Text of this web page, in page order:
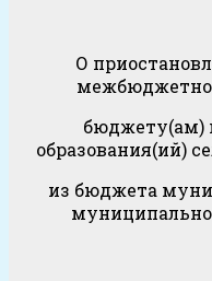
О
бюджету(ам)
образования(ий)
из бюджета